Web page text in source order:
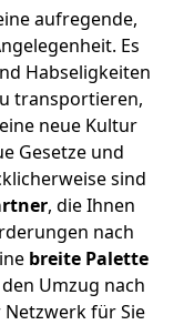
aufregende,
Es
Habseligkeiten
transportieren,
neue Kultur
Gesetze und
sind
, die Ihnen
nach
breite Palette
Umzug nach
für Sie